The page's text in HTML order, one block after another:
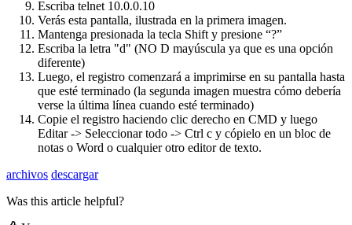
Escriba telnet 10.0.0.10
Verás esta pantalla, ilustrada en la primera imagen.
Mantenga presionada la tecla Shift y presione “?”
Escriba la letra "d" (NO D mayúscula ya que es una opción
diferente)
Luego, el registro comenzará a imprimirse en su pantalla hasta
que esté terminado (la segunda imagen muestra cómo debería
verse la última línea cuando esté terminado)
Copie el registro haciendo clic derecho en CMD y luego
Editar -> Seleccionar todo -> Ctrl c y cópielo en un bloc de
notas o Word o cualquier otro editor de texto.
archivos descargar
Was this article helpful?